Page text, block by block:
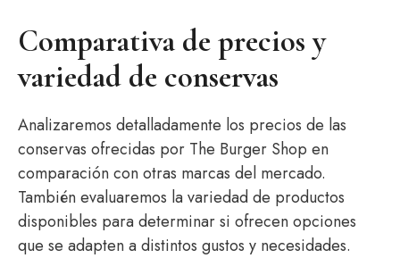
Comparativa de precios y
variedad de conservas
Analizaremos detalladamente los precios de las
conservas ofrecidas por The Burger Shop en
comparación con otras marcas del mercado.
También evaluaremos la variedad de productos
disponibles para determinar si ofrecen opciones
que se adapten a distintos gustos y necesidades.